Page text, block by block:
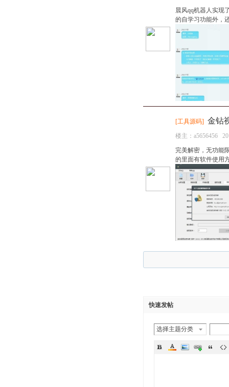
晨风qq机器人实现
的自学习功能外，
[工具源码] 金钻
楼主： a5656456
完美解密，无功能
的里面有软件使用
快速发帖
选择主题分类